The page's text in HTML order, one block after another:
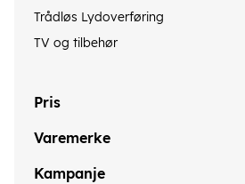
Trådløs Lydoverføring
TV og tilbehør
Pris
Varemerke
Kampanje